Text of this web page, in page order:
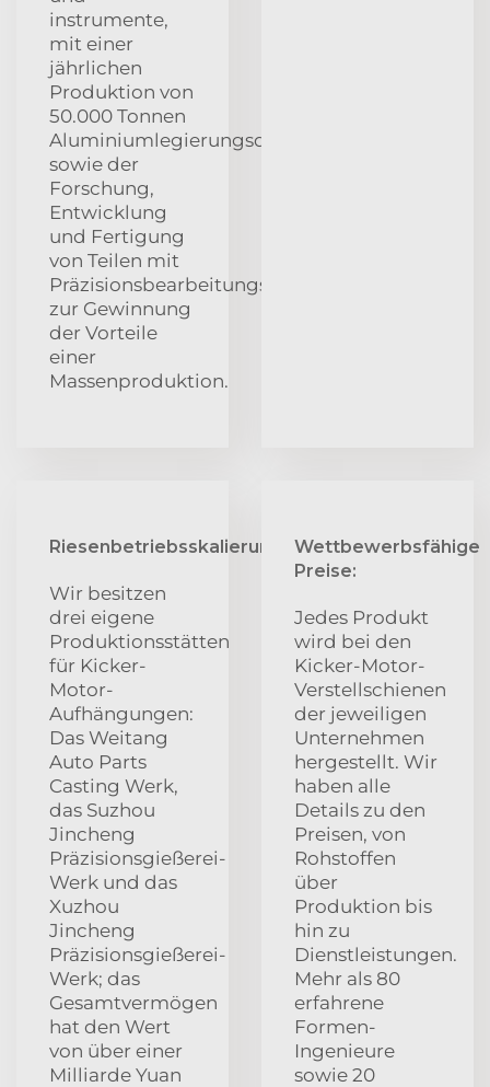
instrumente,
mit einer
jährlichen
Produktion von
50.000 Tonnen
Aluminiumlegierungsdruckgussteilen
sowie der
Forschung,
Entwicklung
und Fertigung
von Teilen mit
Präzisionsbearbeitungsfähigkeiten
zur Gewinnung
der Vorteile
einer
Massenproduktion.
Riesenbetriebsskalierung:
Wir besitzen
drei eigene
Produktionsstätten
für Kicker-
Motor-
Aufhängungen:
Das Weitang
Auto Parts
Casting Werk,
das Suzhou
Jincheng
Präzisionsgießerei-
Werk und das
Xuzhou
Jincheng
Präzisionsgießerei-
Werk; das
Gesamtvermögen
hat den Wert
von über einer
Milliarde Yuan
Wettbewerbsfähige
Preise:
Jedes Produkt
wird bei den
Kicker-Motor-
Verstellschienen
der jeweiligen
Unternehmen
hergestellt. Wir
haben alle
Details zu den
Preisen, von
Rohstoffen
über
Produktion bis
hin zu
Dienstleistungen.
Mehr als 80
erfahrene
Formen-
Ingenieure
sowie 20